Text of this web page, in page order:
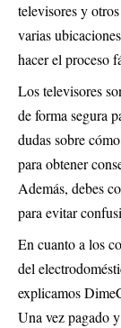
televisores y
varias
hacer el proceso
Los televisores
de forma segura
dudas sobre
para obtener
Además, debes
para evitar
En cuanto a los
del
explicamos
Una vez pagado